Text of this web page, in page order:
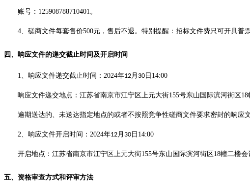
账号： 125908788710401 。
4 磋商文件每套售价500元，售后不退 。 特别提醒： 招标文件费只可开具普
四 、响应文件的递交截止时间及开启时间
1 响应文件递交截止时间： 2024年12 月 30日 14:00
响应文件递交地点 ：江苏省南京市江宁区上元大街155号东山国际滨河街区18
逾期送达的、未送达指定地点的或者不按照竞争性磋商文件要求密封的响应
2 响应文件开启时间： 2024年12 月 30日 14:00
开启地点 ：江苏省南京市江宁区上元大街155号东山国际滨河街区18幢二楼会
五、资格审查方式和评审方法